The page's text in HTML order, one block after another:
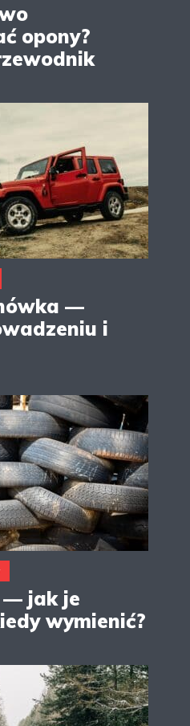
opony?
—
i
— jak je
wymienić?